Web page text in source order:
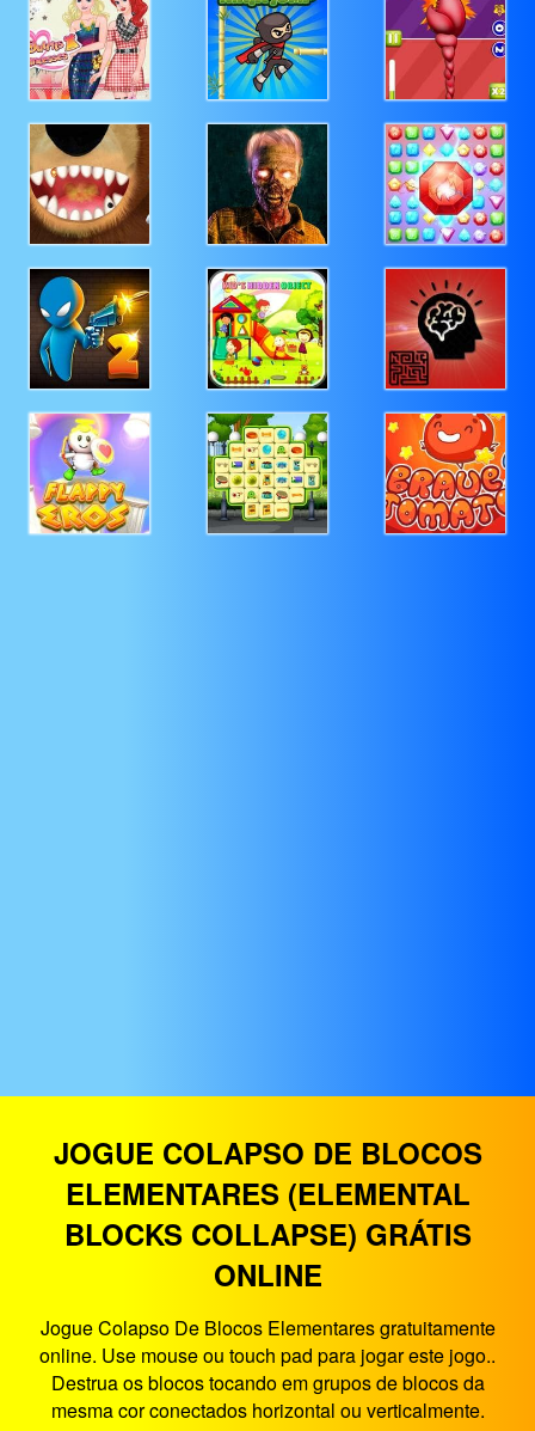
JOGUE COLAPSO DE BLOCOS
ELEMENTARES (ELEMENTAL
BLOCKS COLLAPSE) GRÁTIS
ONLINE
Jogue Colapso De Blocos Elementares gratuitamente
online. Use mouse ou touch pad para jogar este jogo..
Destrua os blocos tocando em grupos de blocos da
mesma cor conectados horizontal ou verticalmente.